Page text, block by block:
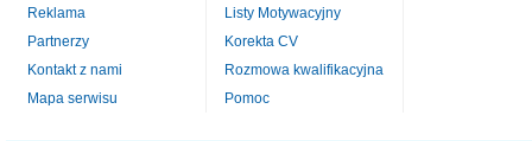
Reklama
Partnerzy
Kontakt z nami
Mapa serwisu
Listy Motywacyjny
Korekta CV
Rozmowa kwalifikacyjna
Pomoc